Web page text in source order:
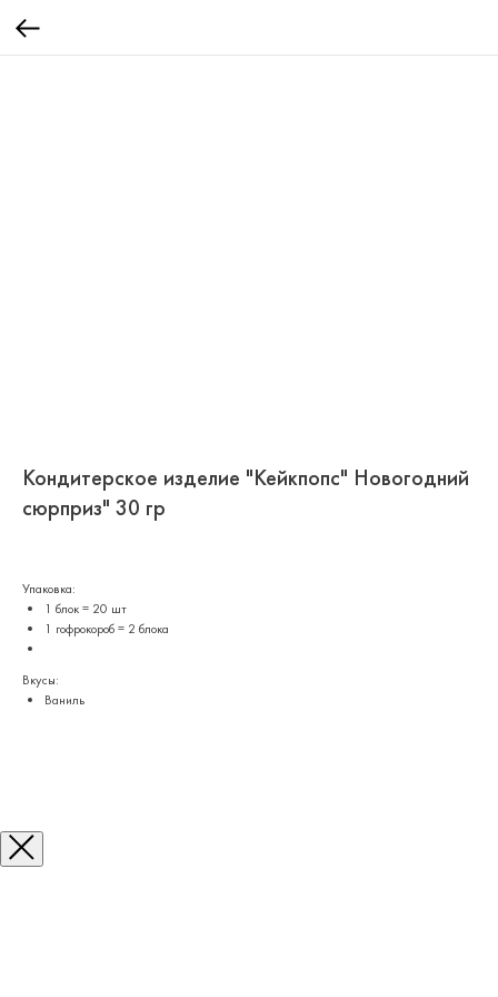
Кондитерское изделие "Кейкпопс" Новогодний
сюрприз" 30 гр
Упаковка:
1 блок = 20 шт
1 гофрокороб = 2 блока
Вкусы:
Ваниль